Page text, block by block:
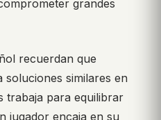
grandes
recuerdan que
similares en
trabaja para equilibrar
jugador encaja en su